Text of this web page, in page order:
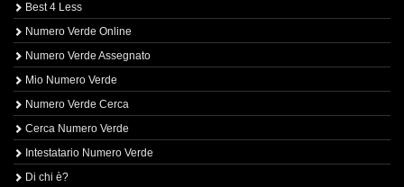
Best 4 Less
Numero Verde Online
Numero Verde Assegnato
Mio Numero Verde
Numero Verde Cerca
Cerca Numero Verde
Intestatario Numero Verde
Di chi è?